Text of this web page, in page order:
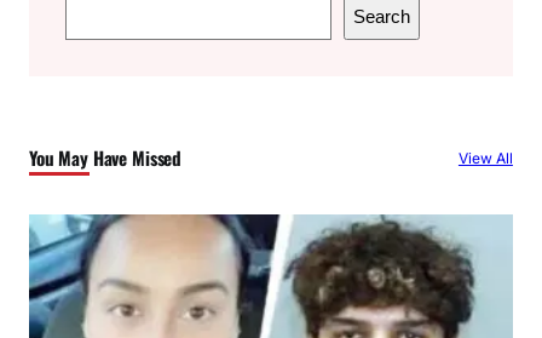
e
h
Search
You May Have Missed View All